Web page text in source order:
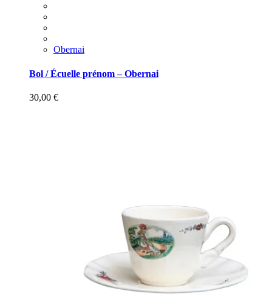
Obernai
Bol / Écuelle prénom – Obernai
30,00 €